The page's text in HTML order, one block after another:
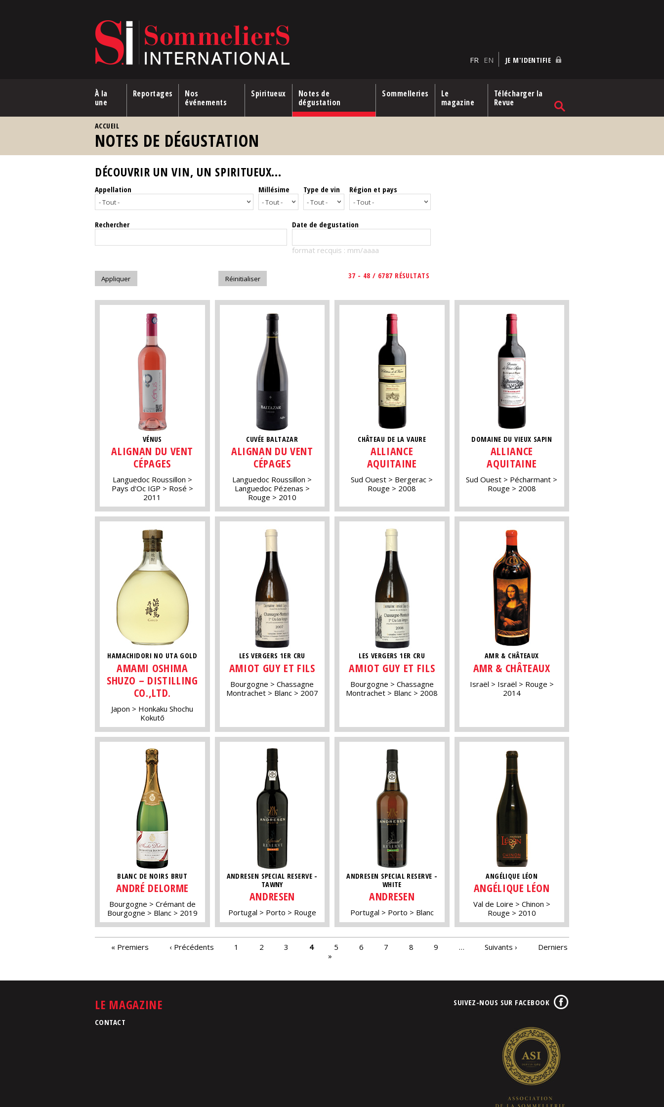
FR EN JE M'IDENTIFIE
À la
une
Reportages
Nos
événements
Spiritueux
Notes de
dégustation
Sommelleries
Le
magazine
Télécharger la
Revue
ACCUEIL
NOTES DE DÉGUSTATION
DÉCOUVRIR UN VIN, UN SPIRITUEUX...
Appellation Millésime Type de vin Région et pays
Rechercher Date de degustation
format recquis : mm/aaaa
37 - 48 / 6787 RÉSULTATS
VÉNUS
ALIGNAN DU VENT
CÉPAGES
Languedoc Roussillon
Pays d'Oc IGP
Rosé
2011
CUVÉE BALTAZAR
ALIGNAN DU VENT
CÉPAGES
Languedoc Roussillon
Languedoc Pézenas
Rouge
2010
CHÂTEAU DE LA VAURE
ALLIANCE
AQUITAINE
Sud Ouest
Bergerac
Rouge
2008
DOMAINE DU VIEUX SAPIN
ALLIANCE
AQUITAINE
Sud Ouest
Pécharmant
Rouge
2008
HAMACHIDORI NO UTA GOLD
AMAMI OSHIMA
SHUZO – DISTILLING
CO.,LTD.
Japon
Honkaku Shochu
Kokutō
LES VERGERS 1ER CRU
AMIOT GUY ET FILS
Bourgogne
Chassagne
Montrachet
Blanc 2007
LES VERGERS 1ER CRU
AMIOT GUY ET FILS
Bourgogne
Chassagne
Montrachet
Blanc 2008
AMR & CHÂTEAUX
AMR & CHÂTEAUX
Israël Israël
Rouge
2014
BLANC DE NOIRS BRUT
ANDRÉ DELORME
Bourgogne
Crémant de
Bourgogne
Blanc 2019
ANDRESEN SPECIAL RESERVE -
TAWNY
ANDRESEN
Portugal Porto Rouge
ANDRESEN SPECIAL RESERVE -
WHITE
ANDRESEN
Portugal Porto Blanc
ANGÉLIQUE LÉON
ANGÉLIQUE LÉON
Val de Loire
Chinon
Rouge
2010
PAGES
« Premiers ‹ Précédents 1 2 3 4 5 6 7 8 9 … Suivants ›
Derniers
»
LE MAGAZINE
CONTACT
SUIVEZ-NOUS SUR FACEBOOK